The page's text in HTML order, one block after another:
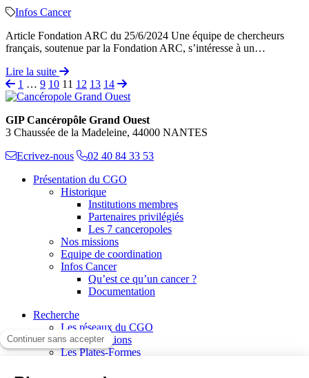
Infos Cancer
Article Fondation ARC du 25/6/2024 Une équipe de chercheurs
français, soutenue par la Fondation ARC, s’intéresse à un…
Lire la suite
1 … 9 10 11 12 13 14
GIP Cancéropôle Grand Ouest
3 Chaussée de la Madeleine, 44000 NANTES
Ecrivez-nous
02 40 84 33 53
Présentation du CGO
Historique
Institutions membres
Partenaires privilégiés
Les 7 canceropoles
Nos missions
Equipe de coordination
Infos Cancer
Qu’est ce qu’un cancer ?
Documentation
Recherche
Les réseaux du CGO
Les publications
Les Plates-Formes